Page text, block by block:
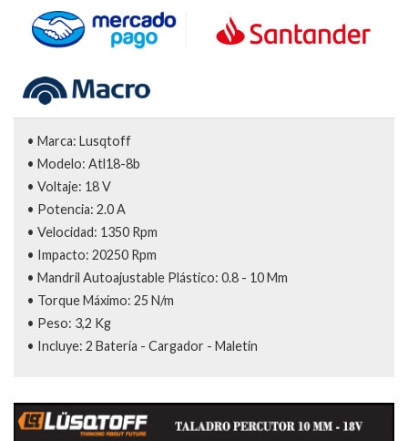
• Marca: Lusqtoff
• Modelo: Atl18-8b
• Voltaje: 18 V
• Potencia: 2.0 A
• Velocidad: 1350 Rpm
• Impacto: 20250 Rpm
• Mandril Autoajustable Plástico: 0.8 - 10 Mm
• Torque Máximo: 25 N/m
• Peso: 3,2 Kg
• Incluye: 2 Batería - Cargador - Maletín